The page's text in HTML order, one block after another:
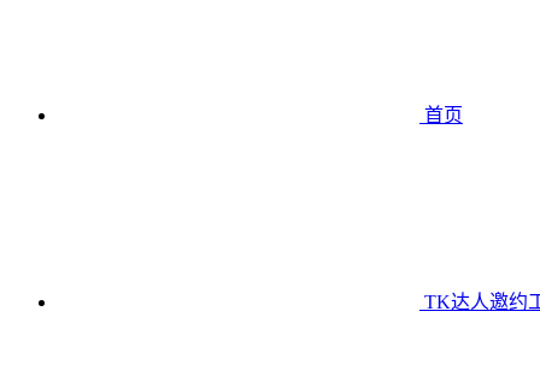
首页
TK达人邀约